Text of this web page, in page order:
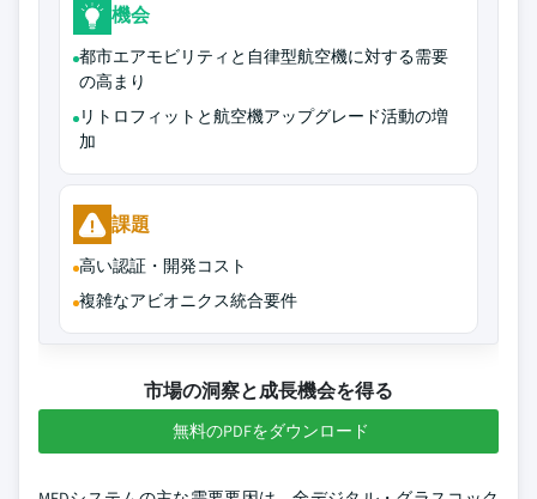
機会
都市エアモビリティと自律型航空機に対する需要
の高まり
リトロフィットと航空機アップグレード活動の増
加
課題
高い認証・開発コスト
複雑なアビオニクス統合要件
市場の洞察と成長機会を得る
無料のPDFをダウンロード